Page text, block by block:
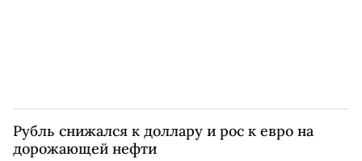
Рубль снижался к доллару и рос к евро на
дорожающей нефти